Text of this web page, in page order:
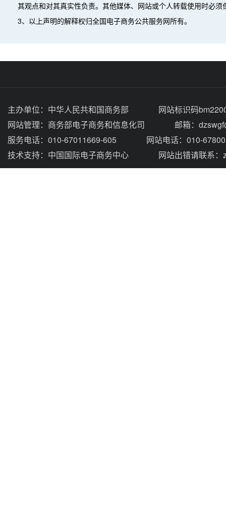
其观点和对其真实性负责。其他媒体、网站或个人转载使用时必
3、以上声明的解释权归全国电子商务公共服务网所有。
主办单位： 中华人民共和国商务部
网站标识码
网站管理： 商务部电子商务和信息化司
邮箱：
服务电话：010-67011669-605
网站电话：010-
技术支持： 中国国际电子商务中心 网站出错请联系